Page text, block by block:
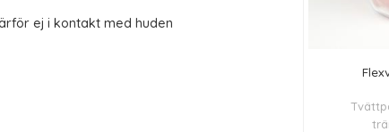
ej i kontakt med huden